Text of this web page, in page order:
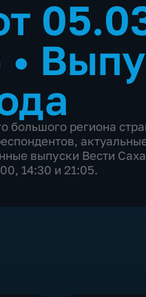
•
большого региона
выпуски Вести
14:30 и 21:05.